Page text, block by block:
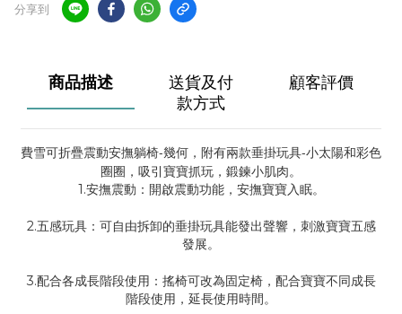
分享到
商品描述
送貨及付
款方式
顧客評價
費雪可折疊震動安撫躺椅-幾何，附有兩款垂掛玩具-小太陽和彩色
圈圈，吸引寶寶抓玩，鍛鍊小肌肉。
1.安撫震動：開啟震動功能，安撫寶寶入眠。
2.五感玩具：可自由拆卸的垂掛玩具能發出聲響，刺激寶寶五感
發展。
3.配合各成長階段使用：搖椅可改為固定椅，配合寶寶不同成長
階段使用，延長使用時間。